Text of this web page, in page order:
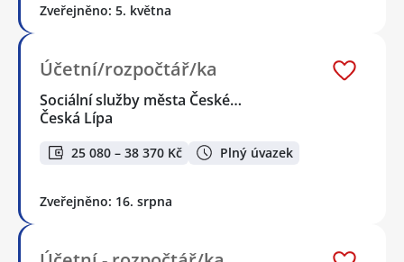
Zveřejněno: 5. května
Účetní/rozpočtář/ka
Sociální služby města České…
Česká Lípa
25 080 – 38 370 Kč Plný úvazek
Zveřejněno: 16. srpna